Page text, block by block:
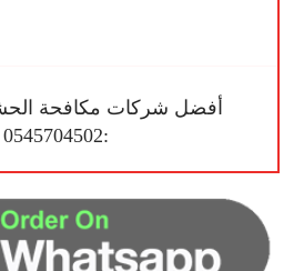
أفضل شركات مكافحة
:0545704502